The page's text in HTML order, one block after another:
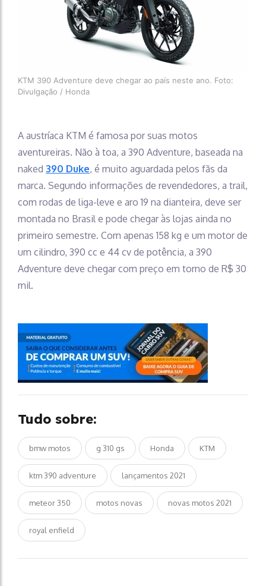
KTM 390 Adventure deve chegar ao país neste ano. Foto:
Divulgação / Honda
A austríaca KTM é famosa por suas motos
aventureiras. Não à toa, a 390 Adventure, baseada na
naked 390 Duke, é muito aguardada pelos fãs da
marca. Segundo informações de revendedores, a trail,
com rodas de liga-leve e aro 19 na dianteira, deve ser
montada no Brasil e pode chegar às lojas ainda no
primeiro semestre. Com apenas 158 kg e um motor de
um cilindro, 390 cc e 44 cv de potência, a 390
Adventure deve chegar com preço em torno de R$ 30
mil.
Tudo sobre:
bmw motos g 310 gs Honda KTM
ktm 390 adventure lançamentos 2021
meteor 350 motos novas novas motos 2021
royal enfield